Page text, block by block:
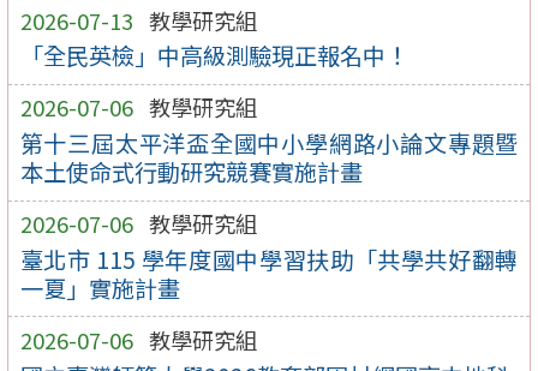
2026-07-13 教學研究組
「全民英檢」中高級測驗現正報名中！
2026-07-06 教學研究組
第十三屆太平洋盃全國中小學網路小論文專題暨
本土使命式行動研究競賽實施計畫
2026-07-06 教學研究組
臺北市 115 學年度國中學習扶助「共學共好翻轉
一夏」實施計畫
2026-07-06 教學研究組